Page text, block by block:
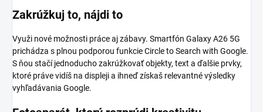
Zakrúžkuj to, nájdi to
Využi nové možnosti práce aj zábavy. Smartfón Galaxy A26 5G
prichádza s plnou podporou funkcie Circle to Search with Google.
S ňou stačí jednoducho zakrúžkovať objekty, text a ďalšie prvky,
ktoré práve vidíš na displeji a ihneď získaš relevantné výsledky
vyhľadávania Google.